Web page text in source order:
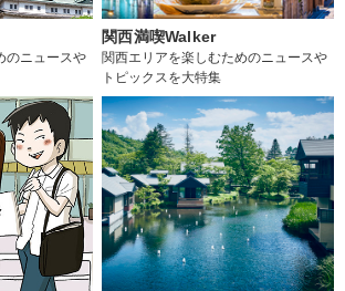
のニュースや
関西満喫Walker
関西エリアを楽しむためのニュースや
トピックスを大特集